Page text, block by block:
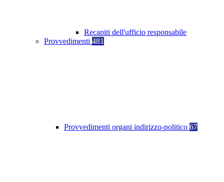
Recapiti dell'ufficio responsabile
Provvedimenti 481
Provvedimenti organi indirizzo-politico 67